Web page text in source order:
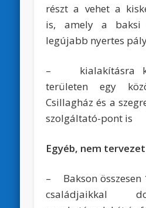
részt a vehet a
is, amely a baksi
legújabb nyertes
– kialakításra
területen egy
Csillagház és a
szolgáltató-pont is
Egyéb, nem
– Bakson összesen
családjaikkal